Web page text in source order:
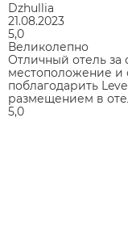
Dzhullia
21.08.2023
5,0
Великолепно
Отличный отель за
местоположение и
поблагодарить
размещением в
5,0